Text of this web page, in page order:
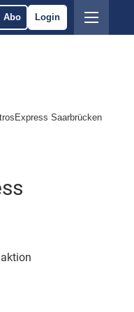
Abo Login
Saarbrücken